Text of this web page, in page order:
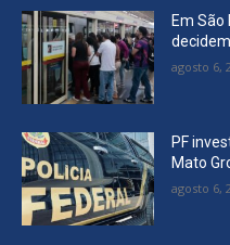
Em
agosto 6,
PF
Mato
agosto 6,